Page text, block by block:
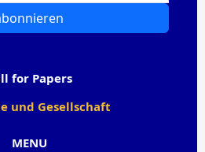
MENU
for Papers
und Gesellschaft